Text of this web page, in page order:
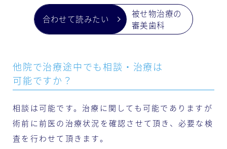
被せ物治療の
審美歯科
他院で治療途中でも相談・治療は
可能ですか？
相談は可能です。治療に関しても可能でありますが
術前に前医の治療状況を確認させて頂き、必要な検
査を行わせて頂きます。